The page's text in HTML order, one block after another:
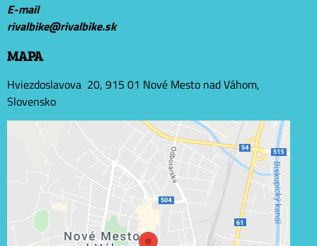
E-mail
rivalbike@rivalbike.sk
MAPA
Hviezdoslavova 20, 915 01 Nové Mesto nad Váhom,
Slovensko
Externý obsah je blokovaný Voľbami súkromia
Prajete si načítať externý obsah?